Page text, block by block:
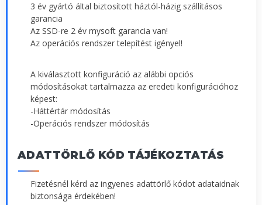
3 év gyártó által biztosított háztól-házig szállításos
garancia
Az SSD-re 2 év mysoft garancia van!
Az operációs rendszer telepítést igényel!
A kiválasztott konfiguráció az alábbi opciós
módosításokat tartalmazza az eredeti konfigurációhoz
képest:
-Háttértár módosítás
-Operációs rendszer módosítás
ADATTÖRLŐ KÓD TÁJÉKOZTATÁS
Fizetésnél kérd az ingyenes adattörlő kódot adataidnak
biztonsága érdekében!